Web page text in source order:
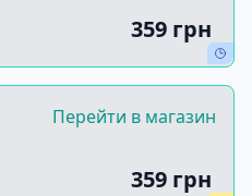
359 грн
Перейти в магазин
359 грн